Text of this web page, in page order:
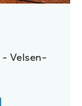
Velsen-